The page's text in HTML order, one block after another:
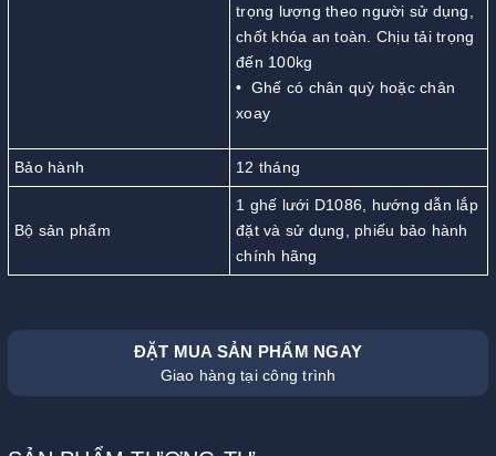
trọng lượng theo người sử dụng,
chốt khóa an toàn. Chịu tải trọng
đến 100kg
• Ghế có chân quỳ hoặc chân
xoay
Bảo hành 12 tháng
Bộ sản phẩm
1 ghế lưới D1086, hướng dẫn lắp
đặt và sử dụng, phiếu bảo hành
chính hãng
ĐẶT MUA SẢN PHẨM NGAY
Giao hàng tại công trình